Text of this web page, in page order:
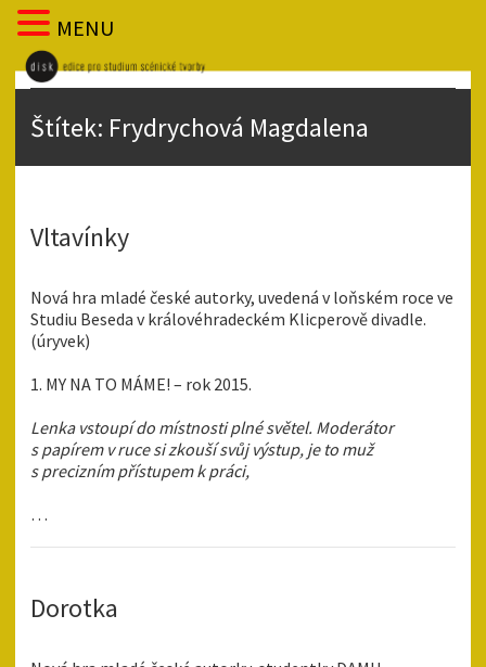
Štítek: Frydrychová Magdalena
Vltavínky
Nová hra mladé české autorky, uvedená v loňském roce ve
Studiu Beseda v královéhradeckém Klicperově divadle.
(úryvek)
1. MY NA TO MÁME! – rok 2015.
Lenka vstoupí do místnosti plné světel. Moderátor
s papírem v ruce si zkouší svůj výstup, je to muž
s precizním přístupem k práci,
…
Dorotka
MENU